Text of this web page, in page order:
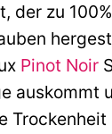
der zu
Pinot Noir
auskommt
Trockenheit